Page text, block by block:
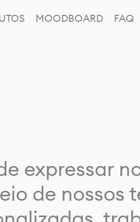
MOODBOARD FAQ
expressar
de nossos